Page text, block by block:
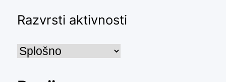
Razvrsti aktivnosti